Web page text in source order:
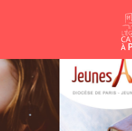
Votre recherche
Panneau de gestion des